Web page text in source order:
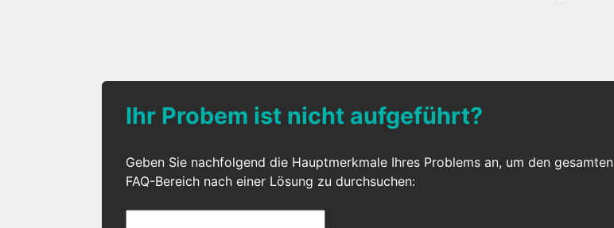
Ihr Probem ist nicht aufgeführt?
Geben Sie nachfolgend die Hauptmerkmale Ihres Problems an, um den gesamten
FAQ-Bereich nach einer Lösung zu durchsuchen: